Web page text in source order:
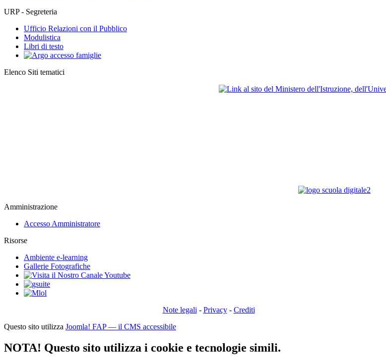
URP - Segreteria
Ufficio Relazioni con il Pubblico
Modulistica
Libri di testo
Elenco Siti tematici
Amministrazione
Accesso Amministratore
Risorse
Ambiente e-learning
Gallerie Fotografiche
Note legali - Privacy- Crediti
Questo sito utilizza Joomla! FAP — il CMS accessibile
NOTA! Questo sito utilizza i cookie e tecnologie simili.